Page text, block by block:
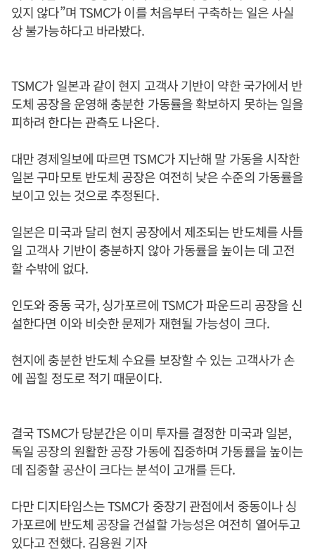
있지 않다”며 TSMC가 이를 처음부터 구축하는 일은 사실
상 불가능하다고 바라봤다.
TSMC가 일본과 같이 현지 고객사 기반이 약한 국가에서 반
도체 공장을 운영해 충분한 가동률을 확보하지 못하는 일을
피하려 한다는 관측도 나온다.
대만 경제일보에 따르면 TSMC가 지난해 말 가동을 시작한
일본 구마모토 반도체 공장은 여전히 낮은 수준의 가동률을
보이고 있는 것으로 추정된다.
일본은 미국과 달리 현지 공장에서 제조되는 반도체를 사들
일 고객사 기반이 충분하지 않아 가동률을 높이는 데 고전
할 수밖에 없다.
인도와 중동 국가, 싱가포르에 TSMC가 파운드리 공장을 신
설한다면 이와 비슷한 문제가 재현될 가능성이 크다.
현지에 충분한 반도체 수요를 보장할 수 있는 고객사가 손
에 꼽힐 정도로 적기 때문이다.
결국 TSMC가 당분간은 이미 투자를 결정한 미국과 일본,
독일 공장의 원활한 공장 가동에 집중하며 가동률을 높이는
데 집중할 공산이 크다는 분석이 고개를 든다.
다만 디지타임스는 TSMC가 중장기 관점에서 중동이나 싱
가포르에 반도체 공장을 건설할 가능성은 여전히 열어두고
있다고 전했다. 김용원 기자